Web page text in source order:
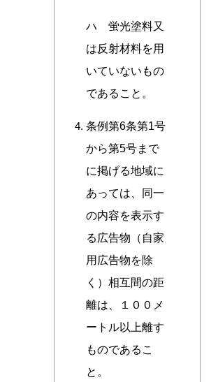
ハ 蛍光塗料又
は反射材料を用
いていないもの
であること。
条例第6条第1号
から第5号まで
に掲げる地域に
あっては、同一
の内容を表示す
る広告物（自家
用広告物を除
く）相互間の距
離は、１００メ
ートル以上離す
ものであるこ
と。